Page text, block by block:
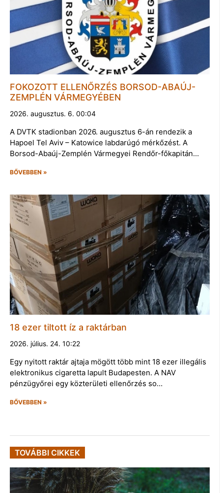
FOKOZOTT ELLENŐRZÉS BORSOD-ABAÚJ-
ZEMPLÉN VÁRMEGYÉBEN
2026. augusztus. 6. 00:04
A DVTK stadionban 2026. augusztus 6-án rendezik a
Hapoel Tel Aviv – Katowice labdarúgó mérkőzést. A
Borsod-Abaúj-Zemplén Vármegyei Rendőr-főkapitán…
BŐVEBBEN »
18 ezer tiltott íz a raktárban
2026. július. 24. 10:22
Egy nyitott raktár ajtaja mögött több mint 18 ezer illegális
elektronikus cigaretta lapult Budapesten. A NAV
pénzügyőrei egy közterületi ellenőrzés so…
BŐVEBBEN »
TOVÁBBI CIKKEK